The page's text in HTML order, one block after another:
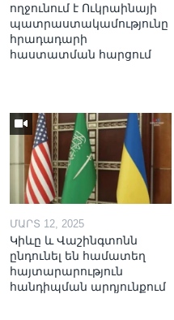
ողջունում է Ուկրաինայի
պատրաստակամությունը
հրադադարի
հաստատման հարցում
ՄԱՐՏ 12, 2025
Կիևը և Վաշինգտոնն
ընդունել են համատեղ
հայտարարություն
հանդիպման արդյունքում